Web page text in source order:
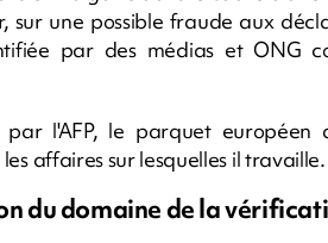
sur une possible fraude aux
par des médias et ONG
par l'AFP, le parquet
affaires sur lesquelles il travaille.
du domaine de la